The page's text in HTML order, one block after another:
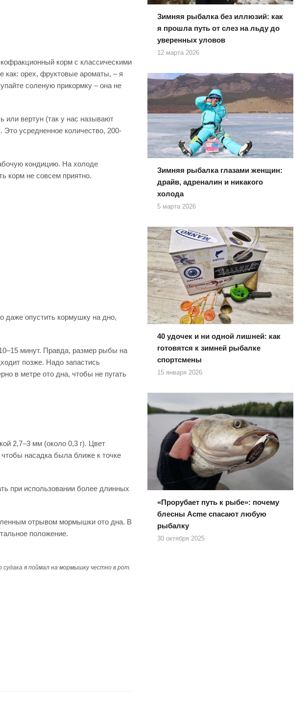
корм с классическими
как: орех, фруктовые ароматы, – я
соленую прикормку – она не
или вертун (так у нас называют
усредненное количество, 200-
кондицию. На холоде
корм не совсем приятно.
даже опустить кормушку на дно,
минут. Правда, размер рыбы на
позже. Надо запастись
в метре ото дна, чтобы не пугать
2,7–3 мм (около 0,3 г). Цвет
насадка была ближе к точке
при использовании более длинных
отрывом мормышки ото дна. В
положение.
я поймал на мормышку честно в рот.
Зимняя рыбалка без иллюзий: как
я прошла путь от слез на льду до
уверенных уловов
12 марта 2026
Зимняя рыбалка глазами женщин:
драйв, адреналин и никакого
холода
5 марта 2026
40 удочек и ни одной лишней: как
готовятся к зимней рыбалке
спортсмены
15 января 2026
«Прорубает путь к рыбе»: почему
блесны Acme спасают любую
рыбалку
30 октября 2025